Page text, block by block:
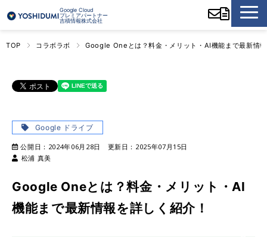
Google Cloud
プレミアパートナー
吉積情報株式会社
TOP コラボラボ Google Oneとは？料金・メリット・AI機能まで最新情
Google ドライブ
公開日： 2024年06月28日 更新日： 2025年07月15日
松浦 真美
Google Oneとは？料金・メリット・AI
機能まで最新情報を詳しく紹介！